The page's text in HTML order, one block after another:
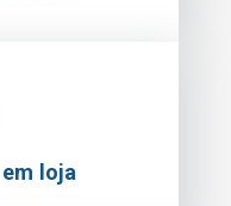
loja